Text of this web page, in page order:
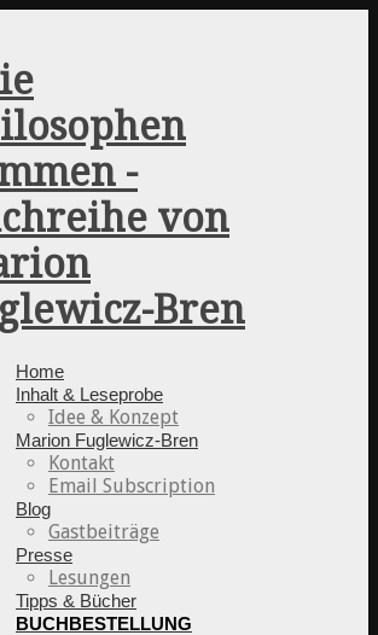
Home
Inhalt & Leseprobe
Idee & Konzept
Marion Fuglewicz-Bren
Kontakt
Email Subscription
Blog
Gastbeiträge
Presse
Lesungen
Tipps & Bücher
BUCHBESTELLUNG